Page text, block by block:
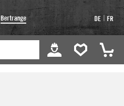
Bertrange DE | FR